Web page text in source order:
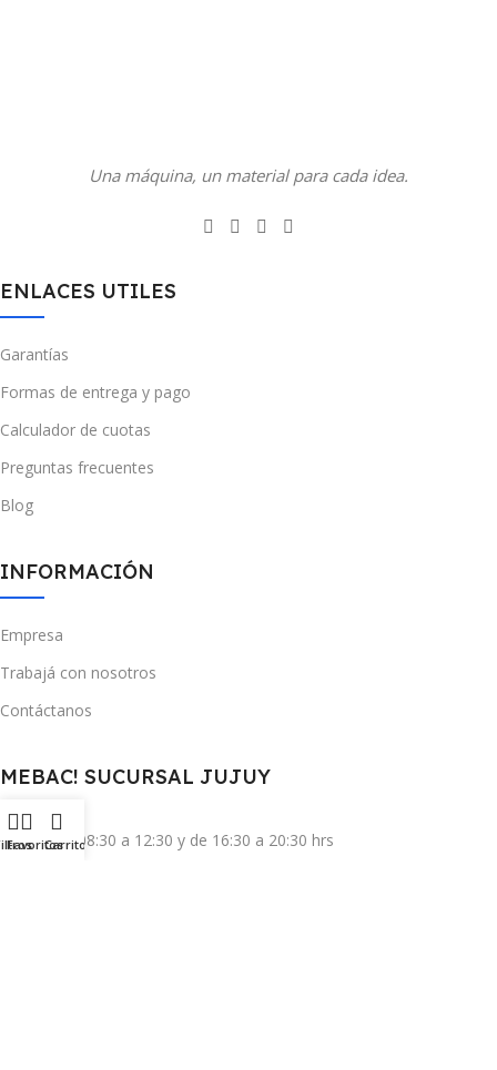
Una máquina, un material para cada idea.
ENLACES UTILES
Garantías
Formas de entrega y pago
Calculador de cuotas
Preguntas frecuentes
Blog
INFORMACIÓN
Empresa
Trabajá con nosotros
Contáctanos
MEBAC! SUCURSAL JUJUY
Lun a Vie 08:30 a 12:30 y de 16:30 a 20:30 hrs
FavoritosCarrito